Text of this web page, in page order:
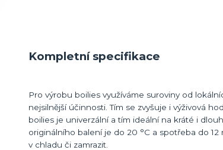
Kompletní specifikace
Pro výrobu boilies využíváme suroviny od
nejsilnější účinnosti. Tím se zvyšuje i výživová
boilies je univerzální a tím ideální na kráté i
originálního balení je do 20 °C a spotřeba do
v chladu či zamrazit.